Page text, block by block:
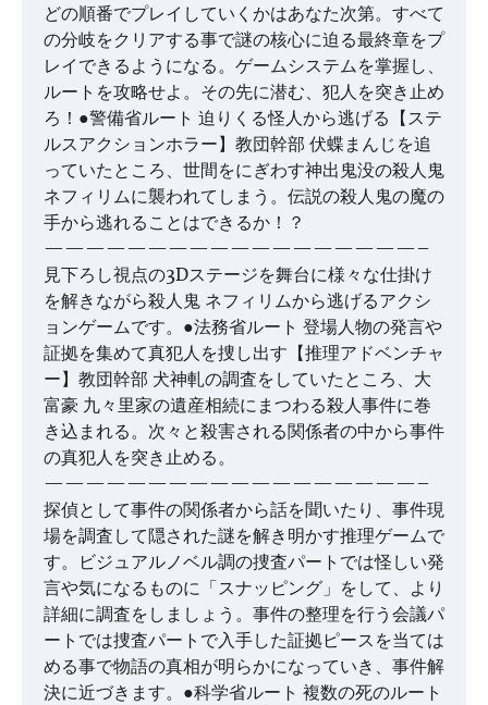
どの順番でプレイしていくかはあなた次第。すべて
の分岐をクリアする事で謎の核心に迫る最終章をプ
レイできるようになる。ゲームシステムを掌握し、
ルートを攻略せよ。その先に潜む、犯人を突き止め
ろ！●警備省ルート 迫りくる怪人から逃げる【ステ
ルスアクションホラー】教団幹部 伏蝶まんじを追
っていたところ、世間をにぎわす神出鬼没の殺人鬼
ネフィリムに襲われてしまう。伝説の殺人鬼の魔の
手から逃れることはできるか！？
——————————————————–
見下ろし視点の3Dステージを舞台に様々な仕掛け
を解きながら殺人鬼 ネフィリムから逃げるアクシ
ョンゲームです。●法務省ルート 登場人物の発言や
証拠を集めて真犯人を捜し出す【推理アドベンチャ
ー】教団幹部 犬神軋の調査をしていたところ、大
富豪 九々里家の遺産相続にまつわる殺人事件に巻
き込まれる。次々と殺害される関係者の中から事件
の真犯人を突き止める。
——————————————————–
探偵として事件の関係者から話を聞いたり、事件現
場を調査して隠された謎を解き明かす推理ゲームで
す。ビジュアルノベル調の捜査パートでは怪しい発
言や気になるものに「スナッピング」をして、より
詳細に調査をしましょう。事件の整理を行う会議パ
ートでは捜査パートで入手した証拠ピースを当ては
める事で物語の真相が明らかになっていき、事件解
決に近づきます。●科学省ルート 複数の死のルート